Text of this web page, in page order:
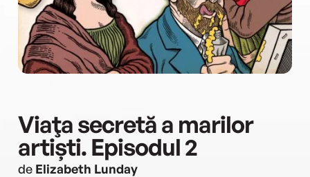
Viaţa secretă a marilor
artiști. Episodul 2
de Elizabeth Lunday